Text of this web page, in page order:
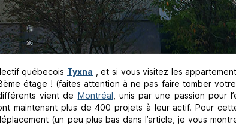
québecois Tyxna , et si vous visitez les
étage ! (faites attention à ne pas faire tomber
vient de Montréal , unis par une passion pour
maintenant plus de 400 projets à leur actif. Pour
(un peu plus bas dans l’article, je vous